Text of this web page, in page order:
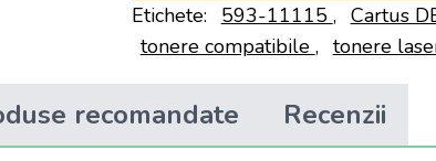
Etichete: 593-11115 , Cartus
tonere compatibile , tonere
recomandate Recenzii